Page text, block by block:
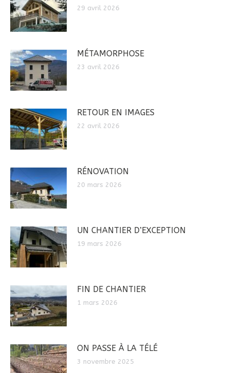
29 avril 2026
MÉTAMORPHOSE
23 avril 2026
RETOUR EN IMAGES
22 avril 2026
RÉNOVATION
20 mars 2026
UN CHANTIER D’EXCEPTION
19 mars 2026
FIN DE CHANTIER
1 mars 2026
ON PASSE À LA TÉLÉ
3 novembre 2025